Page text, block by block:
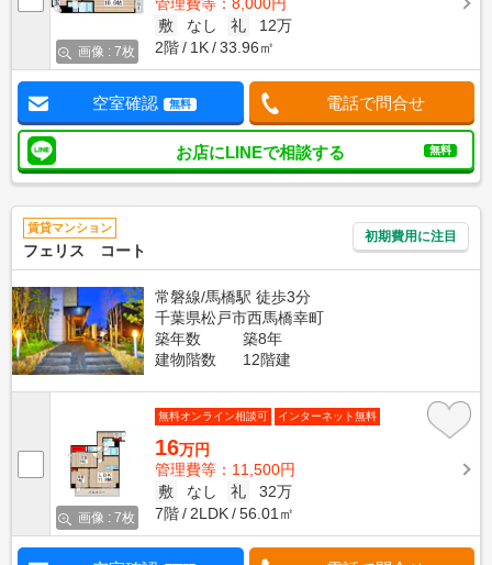
画像 : 7枚
敷
なし 礼
12万
2階
1K 33.96㎡
空室確認 無料 電話で問合せ
お店にLINEで相談する 無料
賃貸マンション
フェリス コート
初期費用に注目
常磐線/馬橋駅 徒歩3分
千葉県松戸市西馬橋幸町
築年数
築8年
建物階数
12階建
画像 : 7枚
無料オンライン相談可 インターネット無料
16万円
管理費等：11,500円
敷
なし 礼
32万
7階
2LDK 56.01㎡